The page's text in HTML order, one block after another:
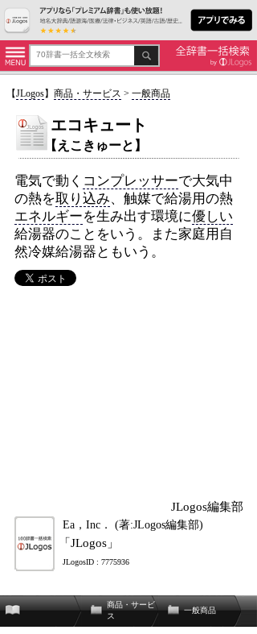
【JLogos】 商品・サービス > 一般商品
エコキュート
【えこきゅーと】
電気で動く コンプレッサーで大気中
の熱を取り込み、触媒で給湯用の熱
エネルギーを生み出す環境に優しい
給湯器のことをいう。また家庭用自
然冷媒給湯器ともいう。
JLogos編集部
Ea，Inc． (著:JLogos編集部)
「JLogos」
JLogosID : 7775936
商品・サービ
ス
一般商品